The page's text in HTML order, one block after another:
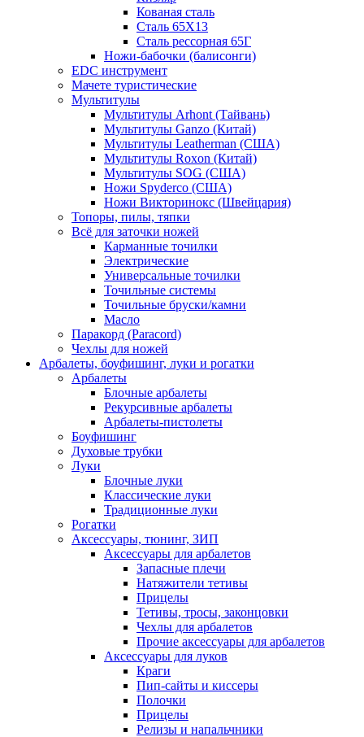
Кованая сталь
Сталь 65Х13
Сталь рессорная 65Г
Ножи-бабочки (балисонги)
EDC инструмент
Мачете туристические
Мультитулы
Мультитулы Arhont (Тайвань)
Мультитулы Ganzo (Китай)
Мультитулы Leatherman (США)
Мультитулы Roxon (Китай)
Мультитулы SOG (США)
Ножи Spyderco (США)
Ножи Викторинокс (Швейцария)
Топоры, пилы, тяпки
Всё для заточки ножей
Карманные точилки
Электрические
Универсальные точилки
Точильные системы
Точильные бруски/камни
Масло
Паракорд (Paracord)
Чехлы для ножей
Арбалеты, боуфишинг, луки и рогатки
Арбалеты
Блочные арбалеты
Рекурсивные арбалеты
Арбалеты-пистолеты
Боуфишинг
Духовые трубки
Луки
Блочные луки
Классические луки
Традиционные луки
Рогатки
Аксессуары, тюнинг, ЗИП
Аксессуары для арбалетов
Запасные плечи
Натяжители тетивы
Прицелы
Тетивы, тросы, законцовки
Чехлы для арбалетов
Прочие аксессуары для арбалетов
Аксессуары для луков
Краги
Пип-сайты и киссеры
Полочки
Прицелы
Релизы и напальчники